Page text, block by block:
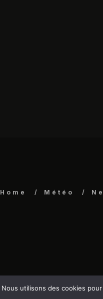
Home Météo
Nous utilisons des cookies